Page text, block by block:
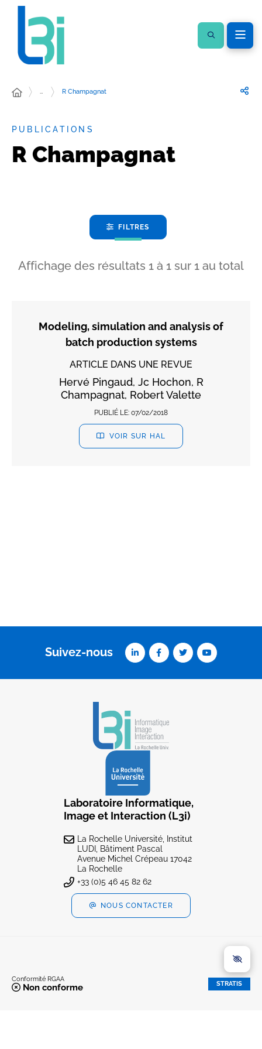
… R Champagnat
PUBLICATIONS
R Champagnat
FILTRES
Affichage des résultats 1 à 1 sur 1 au total
Modeling, simulation and analysis of
batch production systems
ARTICLE DANS UNE REVUE
Hervé Pingaud, Jc Hochon, R
Champagnat, Robert Valette
PUBLIÉ LE: 07/02/2018
VOIR SUR HAL
Suivez-nous
Laboratoire Informatique,
Image et Interaction (L3i)
La Rochelle Université, Institut
LUDI, Bâtiment Pascal
Avenue Michel Crépeau 17042
La Rochelle
+33 (0)5 46 45 82 62
NOUS CONTACTER
Conformité RGAA
Non conforme STRATIS